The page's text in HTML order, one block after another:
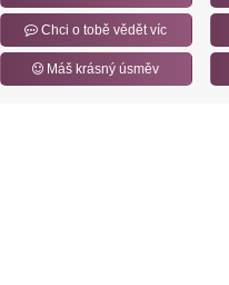
Chci o tobě vědět víc
Máš krásný úsměv